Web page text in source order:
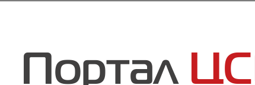
ул. Лермонтова, д.30. Конференц-зал отеля "Словакия"